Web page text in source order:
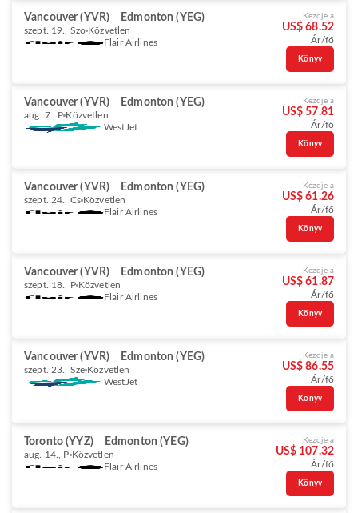
Vancouver (YVR) Edmonton (YEG)
szept. 19., Szo Közvetlen
Flair Airlines
Kezdje a
US$ 68.52
Ár/fő
Könyv
Vancouver (YVR) Edmonton (YEG)
aug. 7., P Közvetlen
WestJet
Kezdje a
US$ 57.81
Ár/fő
Könyv
Vancouver (YVR) Edmonton (YEG)
szept. 24., Cs Közvetlen
Flair Airlines
Kezdje a
US$ 61.26
Ár/fő
Könyv
Vancouver (YVR) Edmonton (YEG)
szept. 18., P Közvetlen
Flair Airlines
Kezdje a
US$ 61.87
Ár/fő
Könyv
Vancouver (YVR) Edmonton (YEG)
szept. 23., Sze Közvetlen
WestJet
Kezdje a
US$ 86.55
Ár/fő
Könyv
Toronto (YYZ) Edmonton (YEG)
aug. 14., P Közvetlen
Flair Airlines
Kezdje a
US$ 107.32
Ár/fő
Könyv